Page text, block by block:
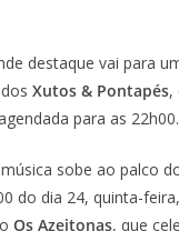
destaque vai para
Xutos & Pontapés,
para as 22h00.
sobe ao palco
do dia 24, quinta-
Os Azeitonas, que